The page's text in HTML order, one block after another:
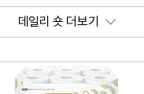
데일리 숏 더보기